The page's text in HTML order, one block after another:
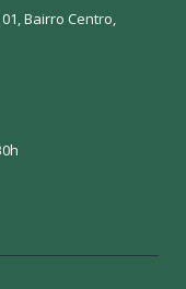
Bairro Centro,